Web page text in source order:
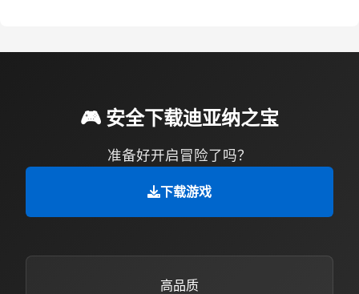
🎮 安全下载迪亚纳之宝
准备好开启冒险了吗？
下载游戏
高品质